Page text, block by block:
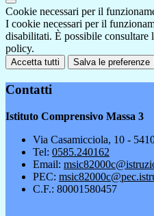
Cookie necessari per il
I cookie necessari per il
disabilitati. È possibile consultare
policy.
Accetta tutti Salva le preferenze
Contatti
Istituto Comprensivo Massa 3
Via Casamicciola, 10 -
Tel: 0585.240162
Email:
PEC:
C.F.: 80001580457